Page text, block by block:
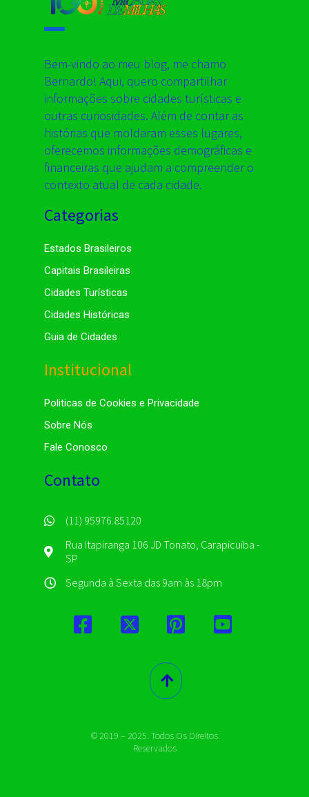
Bem-vindo ao meu blog, me chamo
Bernardo! Aqui, quero compartilhar
informações sobre cidades turísticas e
outras curiosidades. Além de contar as
histórias que moldaram esses lugares,
oferecemos informações demográficas e
financeiras que ajudam a compreender o
contexto atual de cada cidade.
Categorias
Estados Brasileiros
Capitais Brasileiras
Cidades Turísticas
Cidades Históricas
Guia de Cidades
Institucional
Politicas de Cookies e Privacidade
Sobre Nós
Fale Conosco
Contato
(11) 95976.85120
Rua Itapiranga 106 JD Tonato, Carapicuiba -
SP
Segunda à Sexta das 9am às 18pm
© 2019 – 2025. Todos Os Direitos
Reservados